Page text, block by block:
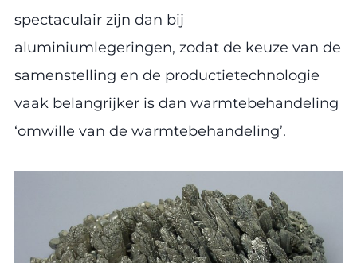
spectaculair zijn dan bij
aluminiumlegeringen, zodat de keuze van de
samenstelling en de productietechnologie
vaak belangrijker is dan warmtebehandeling
‘omwille van de warmtebehandeling’.